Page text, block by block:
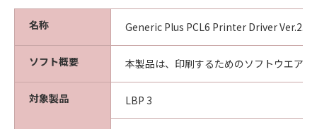
CONSEQUENTIAL DAMAGES, OR PERSONAL
INJURY OR DEATH RESULTING FROM
NEGLIGENCE ON THE PART OF THE SELLER,
SO THE ABOVE LIMITATION OR EXCLUSION
名称 Generic Plus PCL6 Printer Driver
ソフト概要 本製品は、印刷するためのソフトウエアで
対象製品 LBP 3